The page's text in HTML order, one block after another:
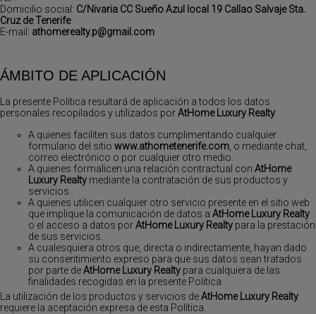
Domicilio social: C/Nivaria CC Sueño Azul local 19 Callao Salvaje Sta.
Cruz de Tenerife
E-mail: athomerealty.p@gmail.com
ÁMBITO DE APLICACIÓN
La presente Política resultará de aplicación a todos los datos
personales recopilados y utilizados porAtHome Luxury Realty:
A quienes faciliten sus datos cumplimentando cualquier
formulario del sitio www.athometenerife.com , o mediante chat,
correo electrónico o por cualquier otro medio.
A quienes formalicen una relación contractual con AtHome
Luxury Realty mediante la contratación de sus productos y
servicios.
A quienes utilicen cualquier otro servicio presente en el sitio web
que implique la comunicación de datos a AtHome Luxury Realty
o el acceso a datos porAtHome Luxury Realty para la prestación
de sus servicios.
A cualesquiera otros que, directa o indirectamente, hayan dado
su consentimiento expreso para que sus datos sean tratados
por parte deAtHome Luxury Realty para cualquiera de las
finalidades recogidas en la presente Política.
La utilización de los productos y servicios deAtHome Luxury Realty
requiere la aceptación expresa de esta Política.